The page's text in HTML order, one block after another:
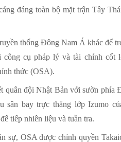
đáng toàn bộ mặt trận Tây
thống Đông Nam Á khác để
công cụ pháp lý và tài chính cốt
thức (OSA).
quân đội Nhật Bản với sườn phía
sân bay trực thăng lớp Izumo
tiếp nhiên liệu và tuần tra.
sự, OSA được chính quyền